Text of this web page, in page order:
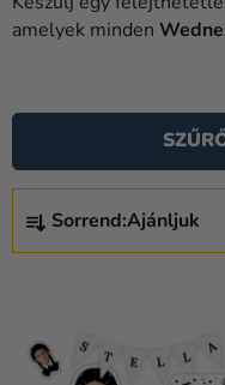
Témák
Kiárusítás
Rólunk
amelyek minden
E
R
K
Sorrend:Ajánljuk
E
R
M
É
K